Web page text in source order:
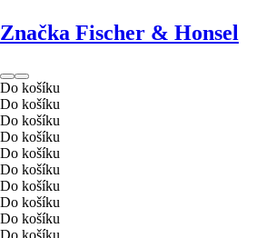
Značka Fischer & Honsel
Do košíku
Do košíku
Do košíku
Do košíku
Do košíku
Do košíku
Do košíku
Do košíku
Do košíku
Do košíku